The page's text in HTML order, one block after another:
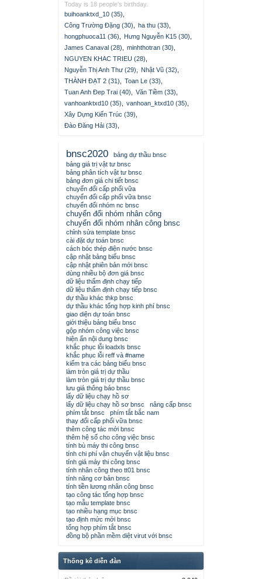
Today is 18 people's birthday.
buihoanktxd_10 (35)
Công Trường Đặng (30)
ha thu (33)
hongphuoca11 (36)
Hưng Nguyễn K15 (30)
James Canaval (28)
minhthotran (30)
NGUYEN KHAC TRIEU (28)
Nguyễn Thị Anh Thư (29)
Nhật Vũ (32)
THÀNH ĐẠT 2 (31)
Toan Le (33)
Tuan Anh Đep Trai (40)
Văn Tiềm (33)
vanhoanktxd10 (35)
vanhoan_ktxd10 (35)
Xây Dựng Kiến Trúc (39)
Đào Đăng Hải (33)
bnsc2020
bảng dự thầu bnsc
bảng giá trị vật tư bnsc
bảng phân tích vật tư bnsc
bảng đơn giá chi tiết bnsc
chuyển đổi cấp phối vữa
chuyển đổi cấp phối vữa bnsc
chuyển đổi nhóm nc bnsc
chuyển đổi nhóm nhân công
chuyển đổi nhóm nhân công bnsc
chỉnh sửa template bnsc
cài đặt dự toán bnsc
cách bóc thép điện nước bnsc
cập nhật bảng biểu bnsc
cập nhật phiên bản mới bnsc
dùng nhiều bộ đơn giá bnsc
dữ liệu thẩm định chạy tiếp
dữ liệu thẩm định chạy tiếp bnsc
dự thầu khác thkp bnsc
dự thầu khác tổng hợp kinh phí bnsc
giao diện dự toán bnsc
giới thiệu bảng biểu bnsc
gộp nhóm công việc bnsc
hiện ẩn nội dung bnsc
khắc phục lỗi loadxls bnsc
khắc phục lỗi reff và #name
kiểm tra các bảng biểu bnsc
làm tròn giá trị dự thầu
làm tròn giá trị dự thầu bnsc
lưu giá thông báo bnsc
lấy dữ liệu chạy hồ sơ
lấy dữ liệu chạy hồ sơ bnsc
nâng cấp bnsc
phím tắt bnsc
phím tắt bắc nam
thay đổi cấp phối vữa bnsc
thêm công tác mới bnsc
thêm hệ số cho công việc bnsc
tính bù máy thi công bnsc
tính chi phí vận chuyển vật liệu bnsc
tính giá máy thi công bnsc
tính nhân công theo tt01 bnsc
tính năng cơ bản bnsc
tính tiền lương nhân công bnsc
tạo công tác tổng hợp bnsc
tạo mẫu template bnsc
tạo nhiều hạng mục bnsc
tạo định mức mới bnsc
tổng hợp phím tắt bnsc
đồng bộ phần mềm diệt virut với bnsc
Thống kê diễn đàn